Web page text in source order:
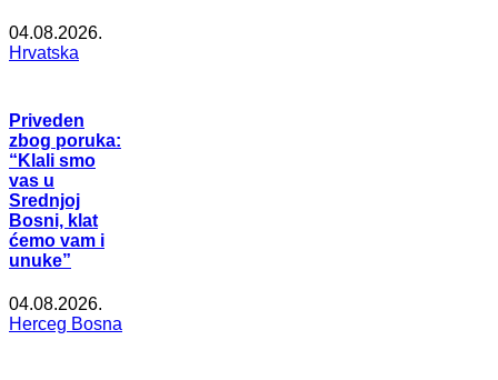
04.08.2026.
Hrvatska
Priveden
zbog poruka:
“Klali smo
vas u
Srednjoj
Bosni, klat
ćemo vam i
unuke”
04.08.2026.
Herceg Bosna